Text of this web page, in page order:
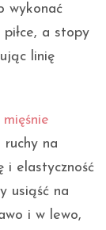
wykonać
a stopy
linię
mięśnie
na
i elastyczność
usiąść na
i w lewo,